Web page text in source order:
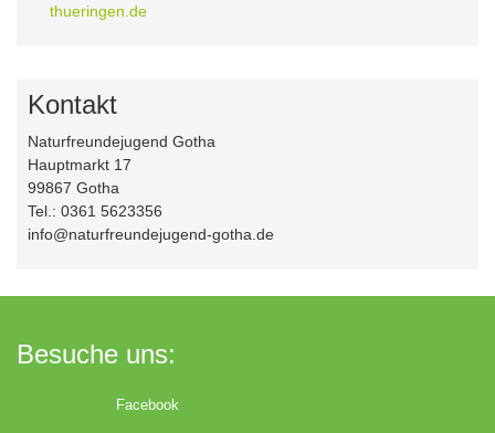
thueringen.de
Kontakt
Naturfreundejugend Gotha
Hauptmarkt 17
99867 Gotha
Tel.: 0361 5623356
info@naturfreundejugend-gotha.de
Besuche uns:
Facebook